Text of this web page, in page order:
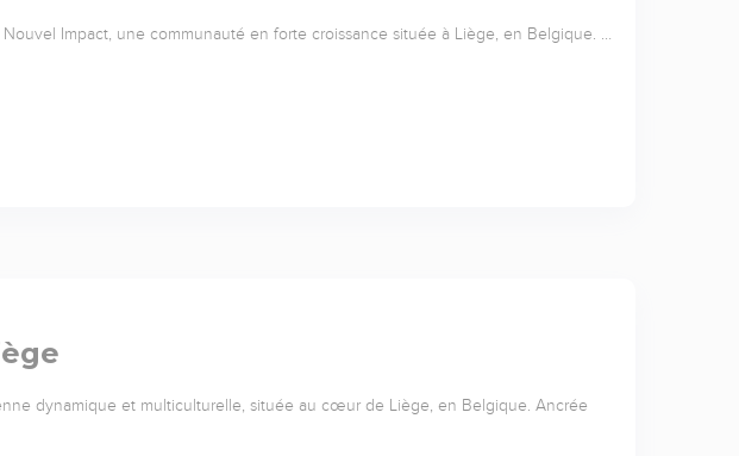
Impact, une communauté en forte croissance située à Liège, en Belgique. …
dynamique et multiculturelle, située au cœur de Liège, en Belgique. Ancrée